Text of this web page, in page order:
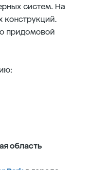
систем. На
конструкций.
придомовой
область